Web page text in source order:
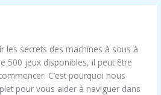
r i r
les secrets des machines à sous à
500 jeux disponibles, il peut être
C’est pourquoi nous
pour vous aider à naviguer dans